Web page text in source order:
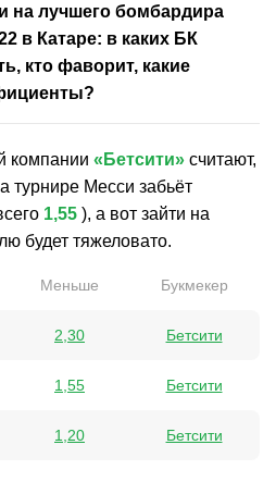
на лучшего бомбардира
в Катаре: в каких БК
кто фаворит, какие
компании «Бетсити» считают,
турнире Месси забьёт
1,55 ), а вот зайти на
будет тяжеловато.
Меньше Букмекер
2,30 Бетсити
1,55 Бетсити
1,20 Бетсити